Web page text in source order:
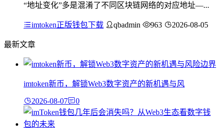
“地址变化”多是混淆了不同区块链网络的对应地址—...
imtoken正版钱包下载 qbadmin 963 2026-08-05
最新文章
imtoken新币，解锁Web3数字资产的新机遇与风
2026-08-07 0